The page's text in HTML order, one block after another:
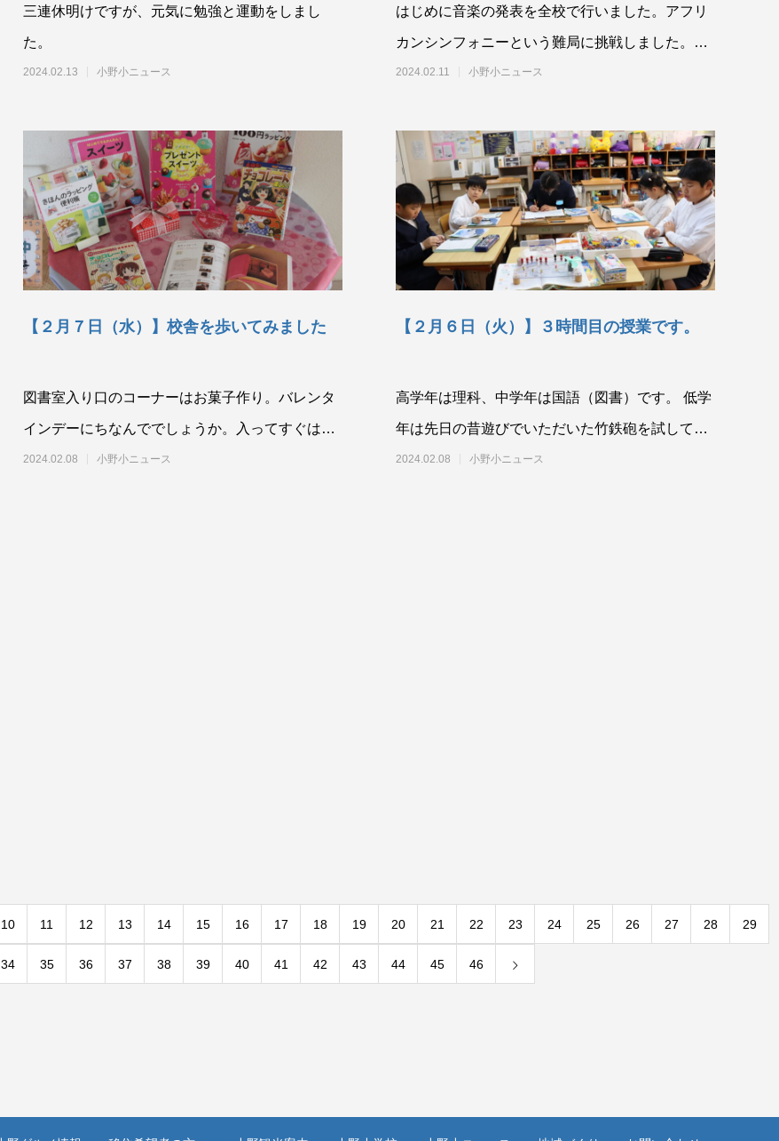
三連休明けですが、元気に勉強と運動をしまし
た。
2024.02.13 小野小ニュース
はじめに音楽の発表を全校で行いました。アフリ
カンシンフォニーという難局に挑戦しました。感
謝の気持ちを伝える会のオ
2024.02.11 小野小ニュース
【２月７日（水）】校舎を歩いてみました
図書室入り口のコーナーはお菓子作り。バレンタ
インデーにちなんででしょうか。入ってすぐは節
分に合わせた「鬼」特集。季節に合わせたアレン
2024.02.08 小野小ニュース
【２月６日（火）】３時間目の授業です。
高学年は理科、中学年は国語（図書）です。 低学
年は先日の昔遊びでいただいた竹鉄砲を試してみ
ました。
2024.02.08 小野小ニュース
10 11 12 13 14 15 16 17 18 19 20 21 22 23 24 25 26 27 28 29
34 35 36 37 38 39 40 41 42 43 44 45 46